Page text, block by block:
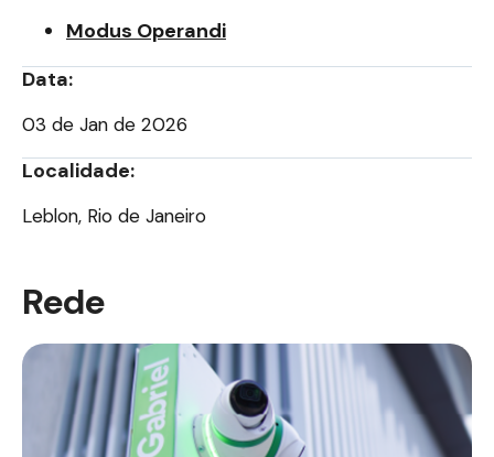
Modus Operandi
Data:
03 de Jan de 2026
Localidade:
Leblon, Rio de Janeiro
Rede